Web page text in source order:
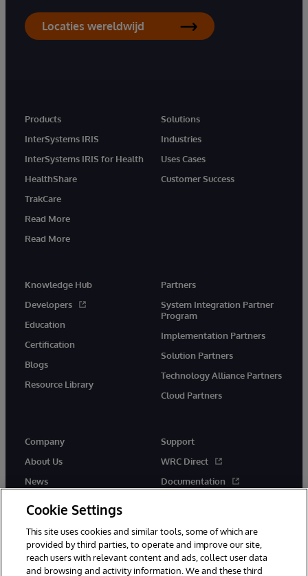
Locaties wereldwijd
Products
InterSystems IRIS
InterSystems IRIS for Health
HealthShare
TrakCare
Read More
Read More
Solutions
Industries
Uses Cases
Customer Success
Knowledge Hub
Developers
Education
Certification
Blogs
Resource Library
Partners
System Integration Partner
Program
Implementation Partners
Solution Partners
Technology Alliance Partners
Cloud Partners
Company
About Us
News
Support
WRC Direct
Documentation
Cookie Settings
This site uses cookies and similar tools, some of which are
provided by third parties, to operate and improve our site,
reach users with relevant content and ads, collect user data
and browsing and activity information. We and these third